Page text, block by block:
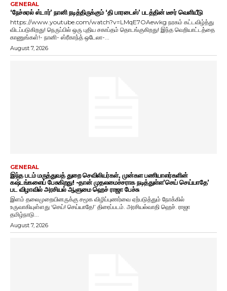
GENERAL
‘நேச்சுரல் ஸ்டார்’ நானி நடித்திருக்கும் ‘தி பாரடைஸ்’ படத்தின் டீசர் வெளியீடு
https://www.youtube.com/watch?v=LMqE7OAewkg நரகம் கட்டவிழ்த்து
விடப்படுகிறது! நெருப்பில் ஒரு புதிய சகாப்தம் தொடங்குகிறது! இந்த வெறியாட்டத்தை
காணுங்கள்!- நானி- ஸ்ரீகாந்த் ஒடேலா-...
August 7, 2026
GENERAL
இந்த படம் மருத்துவத் துறை செவிலியர்கள், முன்கள பணியாளர்களின்
கஷ்டங்களைப் பேசுகிறது! -தான் முதலமைச்சராக நடித்துள்ள’செய் செய்யாதே’
பட விழாவில் அரசியல் ஆளுமை ஹெச் ராஜா பேச்சு
இளம் தலைமுறையினருக்கு சமூக விழிப்புணர்வை ஏற்படுத்தும் நோக்கில்
உருவாகியுள்ளது ‘செய்! செய்யாதே!’ திரைப்படம். அரசியல்வாதி ஹெச். ராஜா
தமிழ்நாடு...
August 7, 2026